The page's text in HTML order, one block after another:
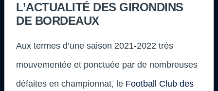
L’ACTUALITÉ DES GIRONDINS
DE BORDEAUX
Aux termes d’une saison 2021-2022 très
mouvementée et ponctuée par de nombreuses
défaites en championnat, le Football Club des